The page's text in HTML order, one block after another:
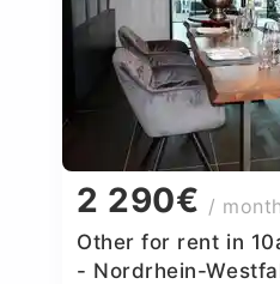
2 290€ / month
Other for rent in
- Nordrhein-